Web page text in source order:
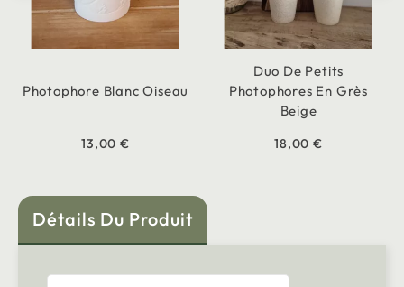
Photophore Blanc Oiseau
13,00 €
Duo De Petits
Photophores En Grès
Beige
18,00 €
Détails Du Produit